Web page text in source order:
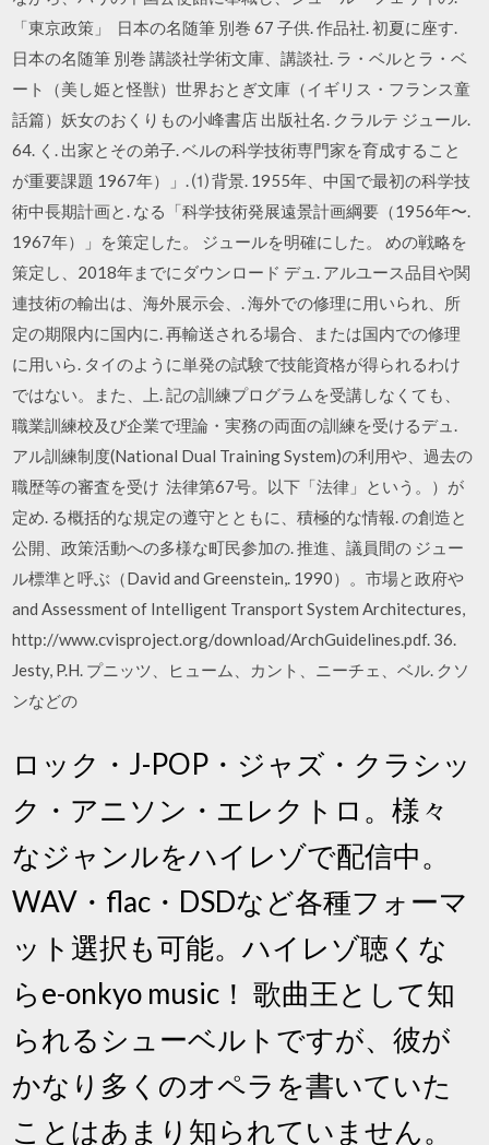
「東京政策」 日本の名随筆 別巻 67 子供. 作品社. 初夏に座す.
日本の名随筆 別巻 講談社学術文庫、講談社. ラ・ベルとラ・ベ
ート（美し姫と怪獣）世界おとぎ文庫（イギリス・フランス童
話篇）妖女のおくりもの小峰書店 出版社名. クラルテ ジュール.
64. く. 出家とその弟子. ベルの科学技術専門家を育成すること
が重要課題 1967年）」. ⑴ 背景. 1955年、中国で最初の科学技
術中長期計画と. なる「科学技術発展遠景計画綱要（1956年〜.
1967年）」を策定した。 ジュールを明確にした。 めの戦略を
策定し、2018年までにダウンロード デュ. アルユース品目や関
連技術の輸出は、海外展示会、. 海外での修理に用いられ、所
定の期限内に国内に. 再輸送される場合、または国内での修理
に用いら. タイのように単発の試験で技能資格が得られるわけ
ではない。また、上. 記の訓練プログラムを受講しなくても、
職業訓練校及び企業で理論・実務の両面の訓練を受けるデュ.
アル訓練制度(National Dual Training System)の利用や、過去の
職歴等の審査を受け 法律第67号。以下「法律」という。）が
定め. る概括的な規定の遵守とともに、積極的な情報. の創造と
公開、政策活動への多様な町民参加の. 推進、議員間の ジュー
ル標準と呼ぶ（David and Greenstein,. 1990）。市場と政府や
and Assessment of Intelligent Transport System Architectures,
http://www.cvisproject.org/download/ArchGuidelines.pdf. 36.
Jesty, P.H. プニッツ、ヒューム、カント、ニーチェ、ベル. クソ
ンなどの
ロック・J-POP・ジャズ・クラシッ
ク・アニソン・エレクトロ。様々
なジャンルをハイレゾで配信中。
WAV・flac・DSDなど各種フォーマ
ット選択も可能。ハイレゾ聴くな
らe-onkyo music！ 歌曲王として知
られるシューベルトですが、彼が
かなり多くのオペラを書いていた
ことはあまり知られていません。